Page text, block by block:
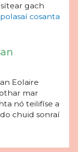
gach
cosanta
Eolaire
mar
nó teilifíse a
chuid sonraí